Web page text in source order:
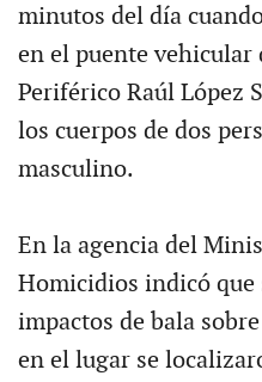
minutos del día
en el puente vehicular
Periférico Raúl López
los cuerpos de dos
masculino.
En la agencia del
Homicidios indicó que
impactos de bala
en el lugar se